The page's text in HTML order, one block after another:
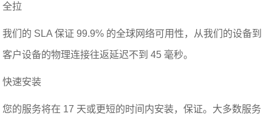
全拉
我们的 SLA 保证 99.9% 的全球网络可用性，从我们的设备到
客户设备的物理连接往返延迟不到 45 毫秒。
快速安装
您的服务将在 17 天或更短的时间内安装，保证。大多数服务